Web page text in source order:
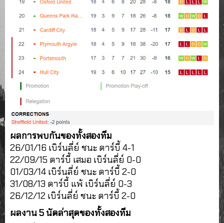
ผลการพบกันของทั้งสองทีม
26/01/16 เบิร์นลี่ย์ ชนะ ดาร์บี้ 4-1
22/09/15 ดาร์บี้ เสมอ เบิร์นลี่ย์ 0-0
01/03/14 เบิร์นลี่ย์ ชนะ ดาร์บี้ 2-0
31/08/13 ดาร์บี้ แพ้ เบิร์นลี่ย์ 0-3
26/12/12 เบิร์นลี่ย์ ชนะ ดาร์บี้ 2-0
ผลงาน 5 นัดล่าสุดของทั้งสองทีม